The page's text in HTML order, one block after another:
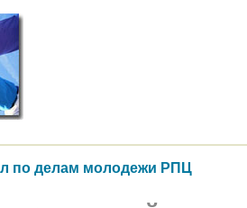
по делам молодежи РПЦ